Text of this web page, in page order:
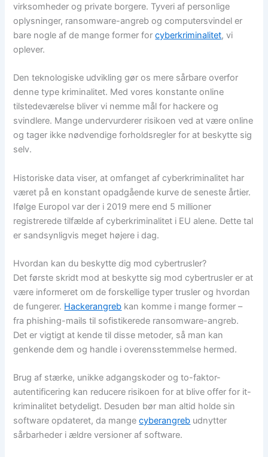
virksomheder og private borgere. Tyveri af personlige
oplysninger, ransomware-angreb og computersvindel er
bare nogle af de mange former forcyberkriminalitet, vi
oplever.
Den teknologiske udvikling gør os mere sårbare overfor
denne type kriminalitet. Med vores konstante online
tilstedeværelse bliver vi nemme mål for hackere og
svindlere. Mange undervurderer risikoen ved at være online
og tager ikke nødvendige forholdsregler for at beskytte sig
selv.
Historiske data viser, at omfanget af cyberkriminalitet har
været på en konstant opadgående kurve de seneste årtier.
Ifølge Europol var der i 2019 mere end 5 millioner
registrerede tilfælde af cyberkriminalitet i EU alene. Dette tal
er sandsynligvis meget højere i dag.
Hvordan kan du beskytte dig mod cybertrusler?
Det første skridt mod at beskytte sig mod cybertrusler er at
være informeret om de forskellige typer trusler og hvordan
de fungerer. Hackerangreb kan komme i mange former –
fra phishing-mails til sofistikerede ransomware-angreb.
Det er vigtigt at kende til disse metoder, så man kan
genkende dem og handle i overensstemmelse hermed.
Brug af stærke, unikke adgangskoder og to-faktor-
autentificering kan reducere risikoen for at blive offer for it-
kriminalitet betydeligt. Desuden bør man altid holde sin
software opdateret, da mangecyberangreb udnytter
sårbarheder i ældre versioner af software.